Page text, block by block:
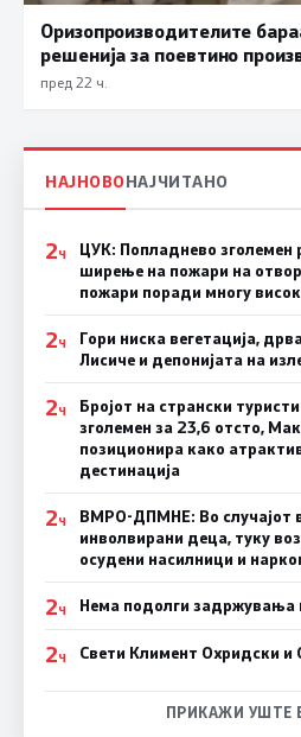
Оризопроизводителите
решенија за поевтино
пред 22 ч.
НАЈНОВОНАЈЧИТАНО
2Ч
ЦУК: Попладнево зголемен
ширење на пожари на
пожари поради многу висок
2Ч
Гори ниска вегетација,
Лисиче и депонијата на
2Ч
Бројот на странски
зголемен за 23,6 отсто,
позиционира како
дестинација
2Ч
ВМРО-ДПМНЕ: Во случајот
инволвирани деца, туку
осудени насилници и
2Ч Нема подолги задржувања
2Ч Свети Климент Охридски и
ПРИКАЖИ УШТЕ